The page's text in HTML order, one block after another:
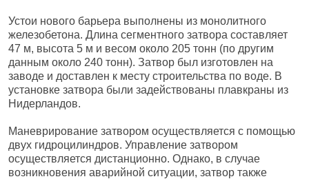
Устои нового барьера выполнены из монолитного
железобетона. Длина сегментного затвора составляет
47 м, высота 5 м и весом около 205 тонн (по другим
данным около 240 тонн). Затвор был изготовлен на
заводе и доставлен к месту строительства по воде. В
установке затвора были задействованы плавкраны из
Нидерландов.
Маневрирование затвором осуществляется с помощью
двух гидроцилиндров. Управление затвором
осуществляется дистанционно. Однако, в случае
возникновения аварийной ситуации, затвор также